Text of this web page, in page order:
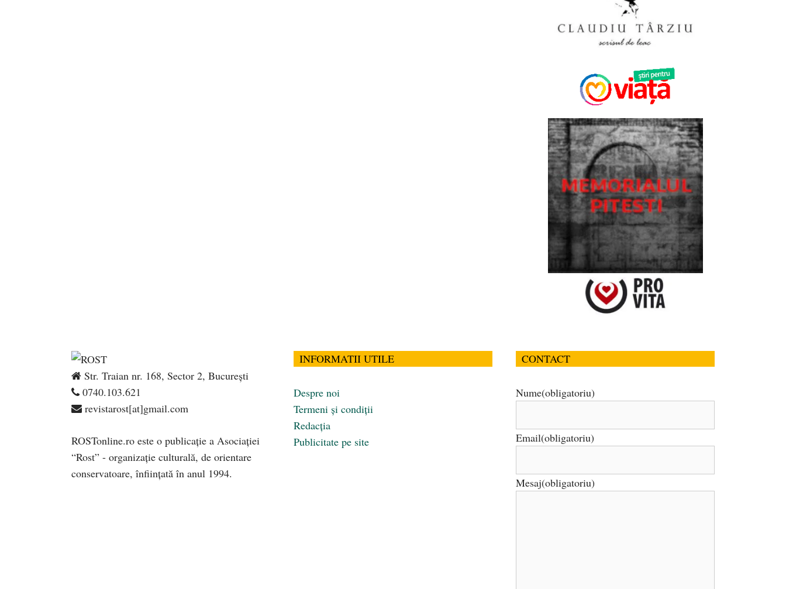
Str. Traian nr. 168, Sector 2, București
0740.103.621
revistarost[at]gmail.com
ROSTonline.ro este o publicaţie a Asociaţiei
“Rost” - organizaţie culturală, de orientare
conservatoare, înfiinţată în anul 1994.
INFORMATII UTILE
Despre noi
Termeni și condiții
Redacția
Publicitate pe site
CONTACT
Nume(obligatoriu)
Email(obligatoriu)
Mesaj(obligatoriu)